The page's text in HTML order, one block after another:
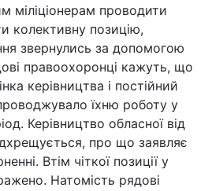
Світ
Наука
Лайт
Інциденти
Туризм
Погода
міліціонерам проводити
колективну позицію,
звернулись за допомогою
правоохоронці кажуть, що
керівництва і постійний
їхню роботу у
Керівництво обласної від
про що заявляє
Втім чіткої позиції у
Натомість рядові